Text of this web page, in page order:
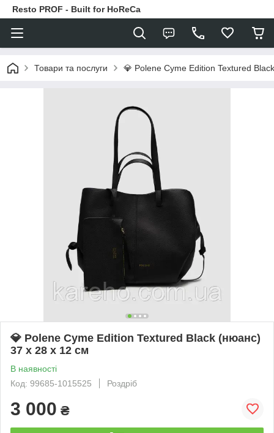
Resto PROF - Built for HoReCa
Товари та послуги 💎 Polene Cyme Edition Textured
💎 Polene Cyme Edition Textured Black (нюанс)
37 х 28 х 12 см
В наявності
Код: 99685-1015525
Роздріб
3 000 ₴